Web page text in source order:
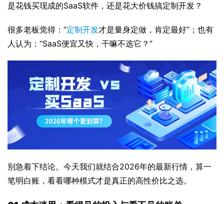
是花钱买现成的SaaS软件，还是花大价钱搞定制开发？
很多老板觉得：“定制开发才是量身定做，肯定最好”；也有
人认为：“SaaS便宜又快，干嘛不选它？”
别急着下结论。今天我们就结合2026年的最新行情，算一
笔明白账，看看哪种模式才是真正的高性价比之选。